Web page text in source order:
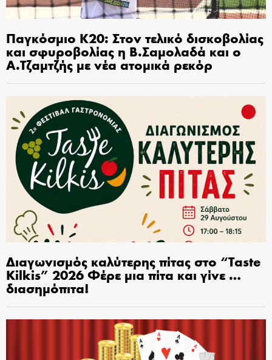
Παγκόσμιο Κ20: Στον τελικό δισκοβολίας
και σφυροβολίας η Β.Σαμολαδά και ο
Α.Τζαμτζής με νέα ατομικά ρεκόρ
Διαγωνισμός καλύτερης πίτας στο “Taste
Kilkis” 2026 Φέρε μια πίτα και γίνε …
διασημόπιτα!